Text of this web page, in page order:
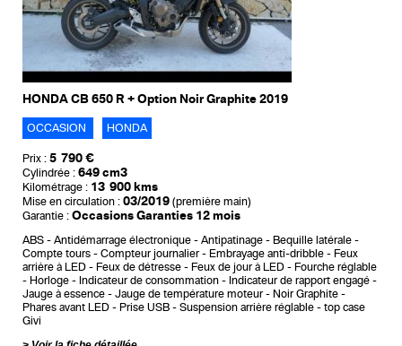
HONDA CB 650 R + Option Noir Graphite 2019
OCCASION HONDA
Prix : 5 790 €
Cylindrée : 649 cm3
Kilométrage : 13 900 kms
Mise en circulation : 03/2019 (première main)
Garantie : Occasions Garanties 12 mois
ABS Antidémarrage électronique Antipatinage
Bequille latérale
Compte tours
Compteur journalier Embrayage anti-dribble
Feux
arrière à LED
Feux de détresse Feux de jour à LED
Fourche réglable
Horloge
Indicateur de consommation
Indicateur de rapport engagé
Jauge à essence
Jauge de température moteur
Noir Graphite
Phares avant LED
Prise USB Suspension arrière réglable
top case
Givi